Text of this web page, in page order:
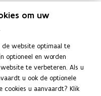
en
om uw
de website optimaal te
optioneel en worden
te verbeteren. Als u
u ook de optionele
cookies u aanvaardt? Klik